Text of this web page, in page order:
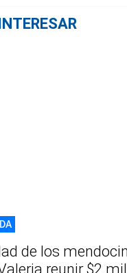
de los
reunir $2